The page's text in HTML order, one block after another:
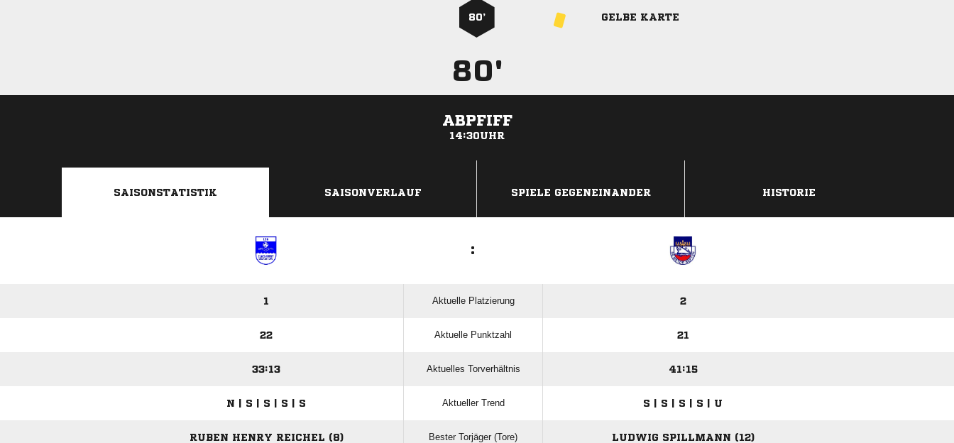
80’ GELBE KARTE
80'
ABPFIFF
14:30UHR
SAISONSTATISTIK SAISONVERLAUF SPIELE GEGENEINANDER HISTORIE
:
1 Aktuelle Platzierung 2
22 Aktuelle Punktzahl 21
33:13 Aktuelles Torverhältnis 41:15
N | S | S | S | S Aktueller Trend S | S | S | S | U
RUBEN HENRY REICHEL (8) Bester Torjäger (Tore) LUDWIG SPILLMANN (12)